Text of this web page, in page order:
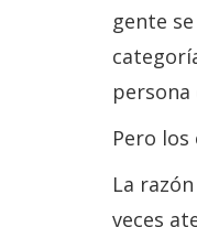
gente
Pero
La
veces